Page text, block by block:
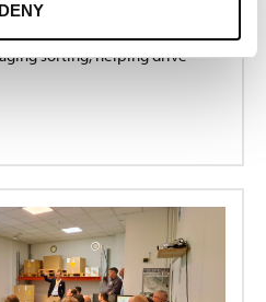
DENYby Veolia and Avery
showcases a unique
sorting, helping drive